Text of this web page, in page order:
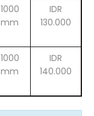
1000
mm
IDR
130.000
1000
mm
IDR
140.000